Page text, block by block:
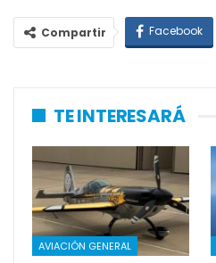
Compartir Facebook
TE INTERESARÁ
AVIACIÓN GENERAL